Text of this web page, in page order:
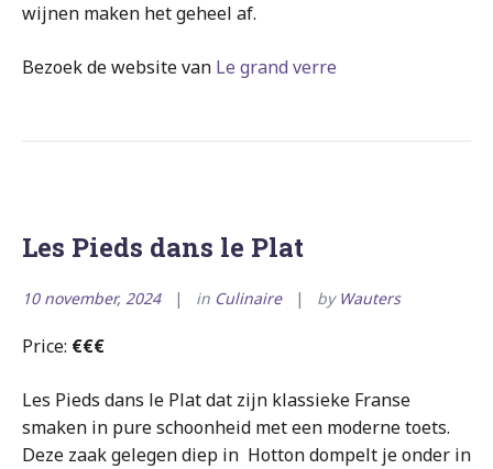
wijnen maken het geheel af.
Bezoek de website van Le grand verre
Les Pieds dans le Plat
10 november, 2024 in Culinaire by Wauters
Price: €€€
Les Pieds dans le Plat dat zijn klassieke Franse
smaken in pure schoonheid met een moderne toets.
Deze zaak gelegen diep in Hotton dompelt je onder in